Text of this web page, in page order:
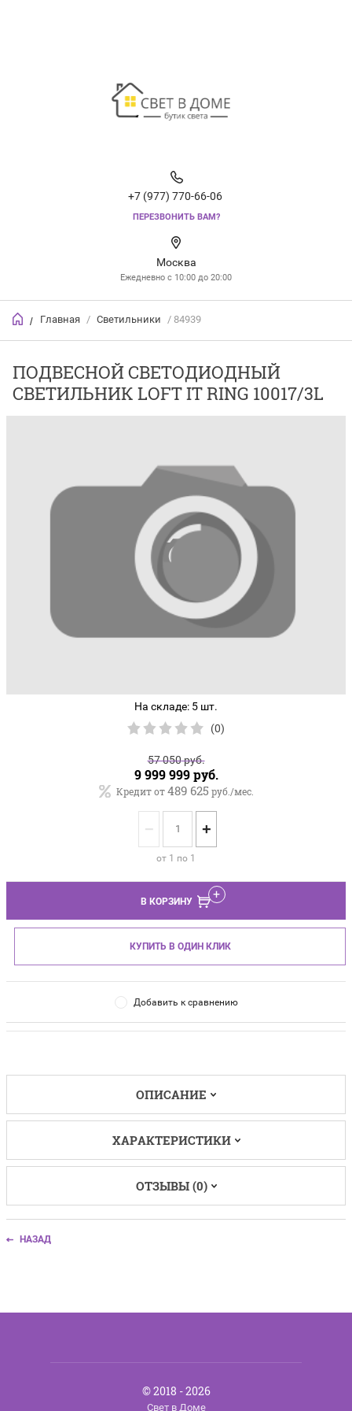
+7 (977) 770-66-06
ПЕРЕЗВОНИТЬ ВАМ?
Москва
Ежедневно с 10:00 до 20:00
/ Главная / Светильники / 84939
ПОДВЕСНОЙ СВЕТОДИОДНЫЙ
СВЕТИЛЬНИК LOFT IT RING 10017/3L
На складе: 5 шт.
(0)
57 050руб.
9 999 999руб.
Кредит от 489 625 руб./мес.
− +
от 1 по 1
В КОРЗИНУ
КУПИТЬ В ОДИН КЛИК
Добавить к сравнению
ОПИСАНИЕ
ХАРАКТЕРИСТИКИ
ОТЗЫВЫ (0)
НАЗАД
© 2018 - 2026
Свет в Доме